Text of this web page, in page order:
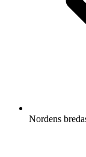
Nordens